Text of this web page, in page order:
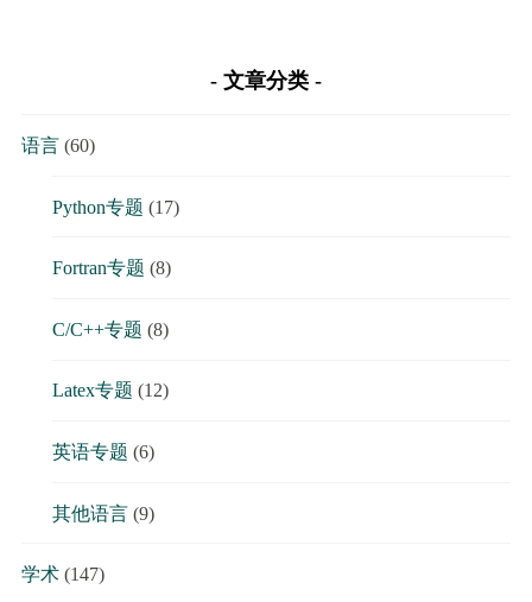
文章分类
语言(60)
Python专题 (17)
Fortran专题 (8)
C/C++专题 (8)
Latex专题 (12)
英语专题 (6)
其他语言(9)
学术(147)